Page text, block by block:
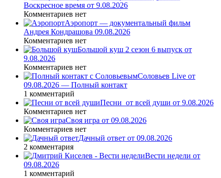
Воскресное время от 9.08.2026
Комментариев нет
Аэропорт — документальный фильм
Андрея Кондрашова 09.08.2026
Комментариев нет
Большой куш 2 сезон 6 выпуск от
9.08.2026
Комментариев нет
Соловьев Live от
09.08.2026 — Полный контакт
1 комментарий
Песни_от всей души от 9.08.2026
Комментариев нет
Своя игра от 09.08.2026
Комментариев нет
Дачный ответ от 09.08.2026
2 комментария
Вести недели от
09.08.2026
1 комментарий